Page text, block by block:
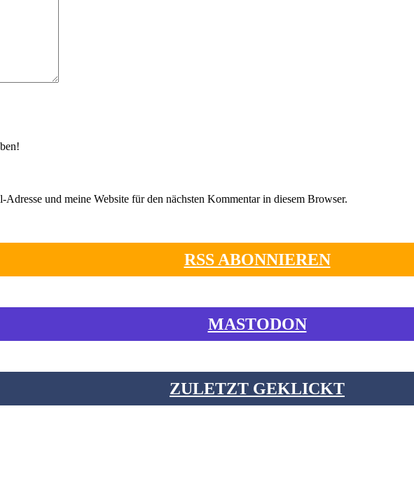
und meine Website für den nächsten Kommentar in diesem Browser.
RSS ABONNIEREN
MASTODON
ZULETZT GEKLICKT